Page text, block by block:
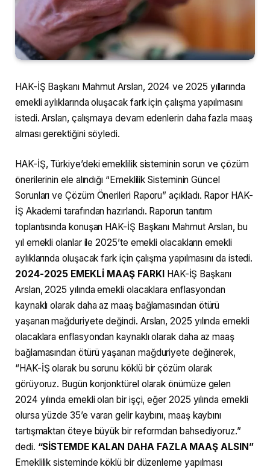
HAK-İŞ Başkanı Mahmut Arslan, 2024 ve 2025 yıllarında
emekli aylıklarında oluşacak fark için çalışma yapılmasını
istedi. Arslan, çalışmaya devam edenlerin daha fazla maaş
alması gerektiğini söyledi.
HAK-İŞ, Türkiye’deki emeklilik sisteminin sorun ve çözüm
önerilerinin ele alındığı “Emeklilik Sisteminin Güncel
Sorunları ve Çözüm Önerileri Raporu” açıkladı. Rapor HAK-
İŞ Akademi tarafından hazırlandı. Raporun tanıtım
toplantısında konuşan HAK-İŞ Başkanı Mahmut Arslan, bu
yıl emekli olanlar ile 2025’te emekli olacakların emekli
aylıklarında oluşacak fark için çalışma yapılmasını da istedi.
2024-2025 EMEKLİ MAAŞ FARKIHAK-İŞ Başkanı
Arslan, 2025 yılında emekli olacaklara enflasyondan
kaynaklı olarak daha az maaş bağlamasından ötürü
yaşanan mağduriyete değindi. Arslan, 2025 yılında emekli
olacaklara enflasyondan kaynaklı olarak daha az maaş
bağlamasından ötürü yaşanan mağduriyete değinerek,
“HAK-İŞ olarak bu sorunu köklü bir çözüm olarak
görüyoruz. Bugün konjonktürel olarak önümüze gelen
2024 yılında emekli olan bir işçi, eğer 2025 yılında emekli
olursa yüzde 35’e varan gelir kaybını, maaş kaybını
tartışmaktan öteye büyük bir reformdan bahsediyoruz.”
dedi. “SİSTEMDE KALAN DAHA FAZLA MAAŞ ALSIN”
Emeklilik sisteminde köklü bir düzenleme yapılması